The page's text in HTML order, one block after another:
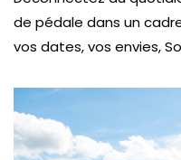
de pédale dans un
vos dates, vos envies,